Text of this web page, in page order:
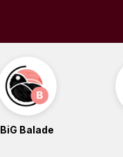
BiG Balade